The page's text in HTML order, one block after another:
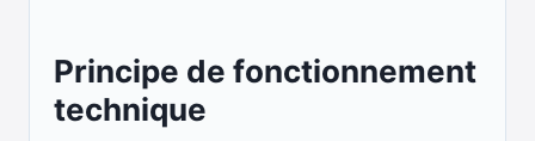
Principe de fonctionnement
technique